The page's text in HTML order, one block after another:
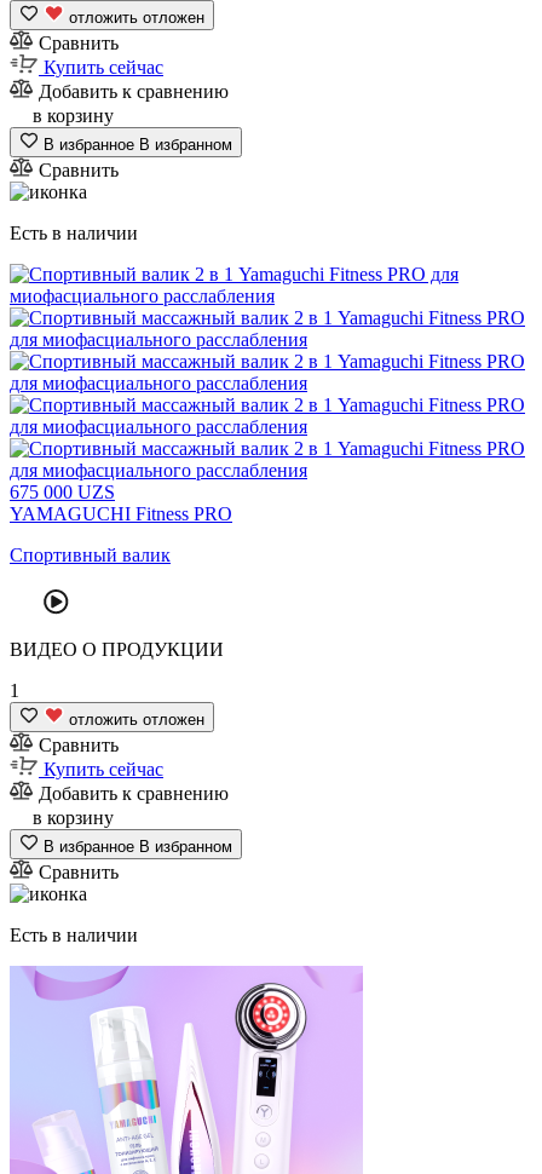
отложить отложен
Сравнить
Купить сейчас
Добавить к сравнению
в корзину
В избранное В избранном
Сравнить
Есть в наличии
675 000 UZS
YAMAGUCHI Fitness PRO
Спортивный валик
ВИДЕО О ПРОДУКЦИИ
1
отложить отложен
Сравнить
Купить сейчас
Добавить к сравнению
в корзину
В избранное В избранном
Сравнить
Есть в наличии